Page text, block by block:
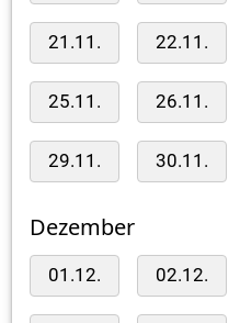
21.11. 22.11.
25.11. 26.11.
29.11. 30.11.
Dezember
01.12. 02.12.